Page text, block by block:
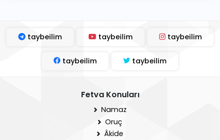
taybeilim taybeilim taybeilim
taybeilim taybeilim
Fetva Konuları
Namaz
Oruç
Âkide